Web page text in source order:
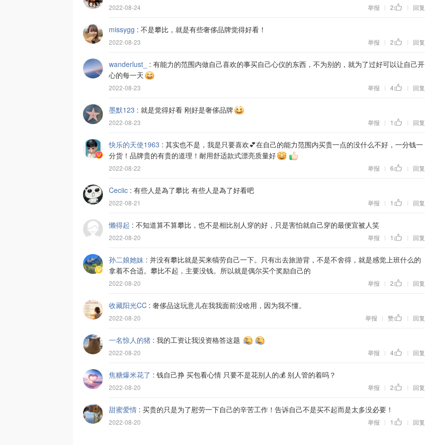
2022-08-24 举报 | 2 | 回复
missygg : 不是攀比，就是有些奢侈品牌觉得好看！
2022-08-23 举报 | 2 | 回复
wanderlust_ : 有能力的范围内做自己喜欢的事买自己心仪的东西，不为别的，就为了过好可以让自己开
心的每一天
2022-08-23 举报 | 4 | 回复
墨默123 : 就是觉得好看 刚好是奢侈品牌
2022-08-23 举报 | 1 | 回复
快乐的天使1963 : 其实也不是，我是只要喜欢💕在自己的能力范围内买贵一点的没什么不好，一分钱一
分货！品牌贵的有贵的道理！耐用舒适款式漂亮质量好
2022-08-22 举报 | 6 | 回复
Ceciic : 有些人是為了攀比 有些人是為了好看吧
2022-08-21 举报 | 1 | 回复
懒得起 : 不知道算不算攀比，也不是相比别人穿的好，只是害怕就自己穿的最便宜被人笑
2022-08-20 举报 | 1 | 回复
孙二娘她妹 : 并没有攀比就是买来犒劳自己一下。只有出去旅游背，不是不舍得，就是感觉上班什么的
拿着不合适。攀比不起，主要没钱。所以就是偶尔买个奖励自己的
2022-08-20 举报 | 2 | 回复
收藏阳光CC : 奢侈品这玩意儿在我我面前没啥用，因为我不懂。
2022-08-20 举报 | 赞 | 回复
一名惊人的猪 : 我的工资让我没资格答这题
2022-08-20 举报 | 4 | 回复
焦糖爆米花了 : 钱自己挣 买包看心情 只要不是花别人的💰 别人管的着吗？
2022-08-20 举报 | 2 | 回复
甜蜜爱情 : 买贵的只是为了慰劳一下自己的辛苦工作！告诉自己不是买不起而是太多没必要！
2022-08-20 举报 | 1 | 回复